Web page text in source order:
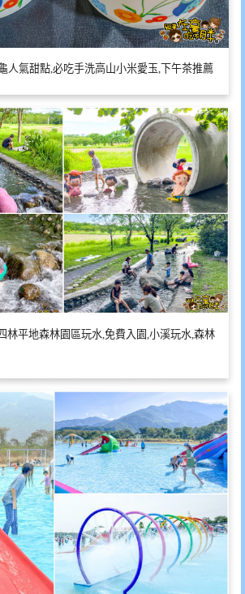
人氣甜點,必吃手洗高山小米愛玉,下午茶推薦
林平地森林園區玩水,免費入園,小溪玩水,森林